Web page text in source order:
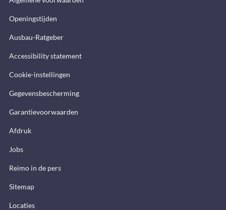
Openingstijden
Ausbau-Ratgeber
Accessibility statement
Cookie-instellingen
Gegevensbescherming
Garantievoorwaarden
Afdruk
Jobs
Reimo in de pers
Sitemap
Locaties